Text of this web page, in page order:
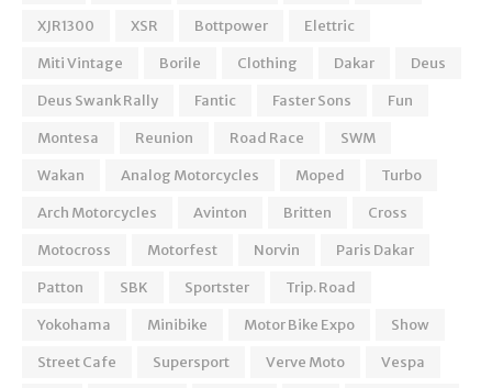
XJR1300
XSR Bottpower
Elettric
Miti Vintage
Borile Clothing Dakar
Deus
Deus Swank Rally
Fantic Faster Sons
Fun
Montesa
Reunion Road Race
SWM
Wakan
Analog Motorcycles Moped
Turbo
Arch Motorcycles
Avinton Britten
Cross
Motocross
Motorfest Norvin
Paris Dakar
Patton
SBK Sportster
Trip. Road
Yokohama
Minibike Motor Bike Expo
Show
Street Cafe
Supersport Verve Moto
Vespa